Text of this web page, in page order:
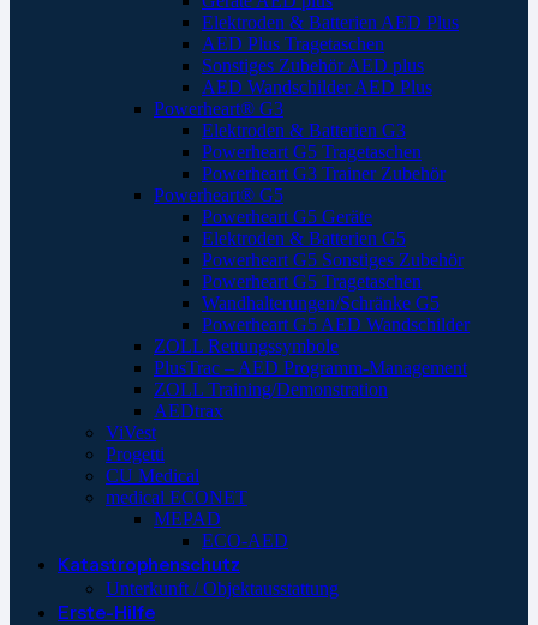
Elektroden & Batterien AED Plus
AED Plus Tragetaschen
Sonstiges Zubehör AED plus
AED Wandschilder AED Plus
Powerheart® G3
Elektroden & Batterien G3
Powerheart G5 Tragetaschen
Powerheart G3 Trainer Zubehör
Powerheart® G5
Powerheart G5 Geräte
Elektroden & Batterien G5
Powerheart G5 Sonstiges Zubehör
Powerheart G5 Tragetaschen
Wandhalterungen/Schränke G5
Powerheart G5 AED Wandschilder
ZOLL Rettungssymbole
PlusTrac – AED Programm-Management
ZOLL Training/Demonstration
AEDtrax
ViVest
Progetti
CU Medical
medical ECONET
MEPAD
ECO-AED
Katastrophenschutz
Unterkunft / Objektausstattung
Erste-Hilfe